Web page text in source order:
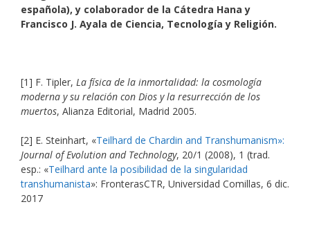
española), y colaborador de la Cátedra Hana y
Francisco J. Ayala de Ciencia, Tecnología y Religión.
[1] F. Tipler, La física de la inmortalidad: la cosmología
moderna y su relación con Dios y la resurrección de los
muertos, Alianza Editorial, Madrid 2005.
[2] E. Steinhart, «Teilhard de Chardin and Transhumanism»:
Journal of Evolution and Technology, 20/1 (2008), 1 (trad.
esp.: «Teilhard ante la posibilidad de la singularidad
transhumanista»: FronterasCTR, Universidad Comillas, 6 dic.
2017